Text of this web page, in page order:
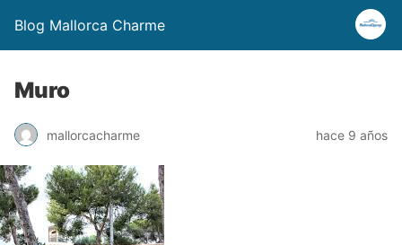
Blog Mallorca Charme
Muro
mallorcacharme hace 9 años